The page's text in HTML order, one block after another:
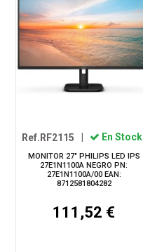
Ref.RF2115 En Stock
MONITOR 27" PHILIPS LED IPS
27E1N1100A NEGRO PN:
27E1N1100A/00 EAN:
8712581804282
111,52 €